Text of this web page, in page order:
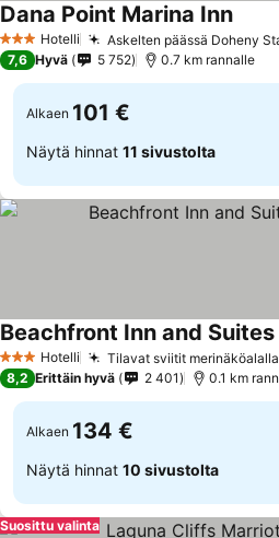
3 Tähtiluokitus
Hotelli Askelten päässä Doheny
Dana Point Marina Inn
7,6 Hyvä 5 752 0.7 km rannalle
Alkaen 101 €
Näytä hinnat 11 sivustolta
3 Tähtiluokitus
Hotelli Tilavat sviitit merinäköalalla
Beachfront Inn and
8,2 Erittäin hyvä 2 401 0.1 km
Alkaen 134 €
Näytä hinnat 10 sivustolta
Suosittu valinta